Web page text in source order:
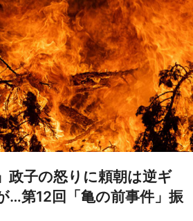
政子の怒りに頼朝は逆ギ
…第12回「亀の前事件」振